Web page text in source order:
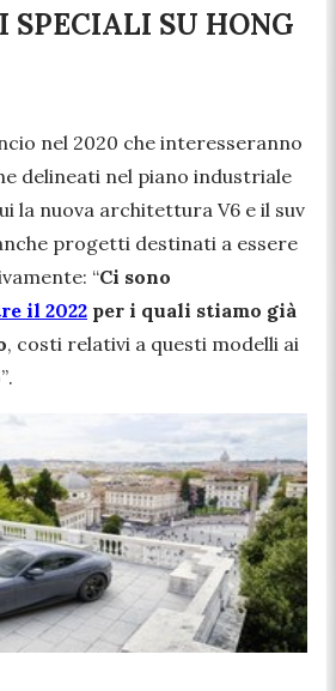
SPECIALI SU HONG
nel 2020 che interesseranno
delineati nel piano industriale
la nuova architettura V6 e il suv
progetti destinati a essere
“Ci sono
il 2022 per i quali stiamo già
, costi relativi a questi modelli ai
.